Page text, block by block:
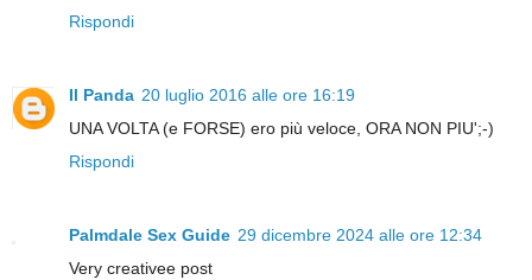
Rispondi
Il Panda 20 luglio 2016 alle ore 16:19
UNA VOLTA (e FORSE) ero più veloce, ORA NON PIU';-)
Rispondi
Palmdale Sex Guide 29 dicembre 2024 alle ore 12:34
Very creativee post